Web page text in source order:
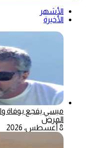
الأشهر
الأخيرة
المرض
8 أغسطس، 2026